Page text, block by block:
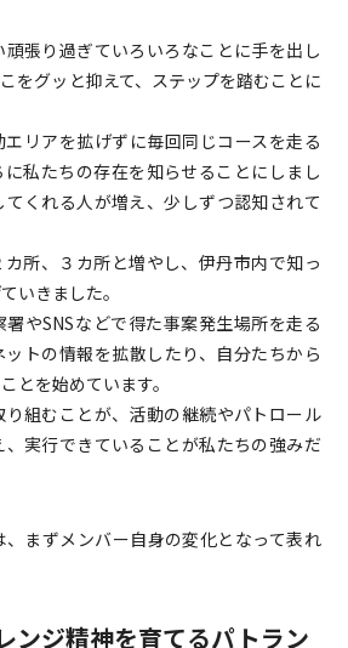
頑張り過ぎていろいろなことに手を出し
をグッと抑えて、ステップを踏むことに
リアを拡げずに毎回同じコースを走る
私たちの存在を知らせることにしまし
くれる人が増え、少しずつ認知されて
所、３カ所と増やし、伊丹市内で知っ
いきました。
やSNSなどで得た事案発生場所を走る
トの情報を拡散したり、自分たちから
とを始めています。
組むことが、活動の継続やパトロール
実行できていることが私たちの強みだ
まずメンバー自身の変化となって表れ
ンジ精神を育てるパトラン